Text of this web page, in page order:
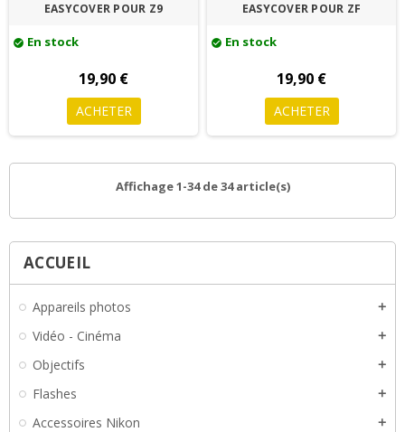
ACCUEIL
Appareils photos add
Vidéo - Cinéma add
Objectifs add
Flashes add
Accessoires Nikon add
EASYCOVER POUR Z9
check_circle En stock
19,90 €
ACHETER
EASYCOVER POUR ZF
check_circle En stock
19,90 €
ACHETER
Affichage 1-34 de 34 article(s)